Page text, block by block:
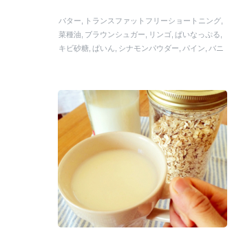
バター
トランスファットフリーショートニング
菜種油 ブラウンシュガー リンゴ ぱいなっぷる
キビ砂糖 ぱいん シナモンパウダー パイン バニ
イ 薄力粉 パイ